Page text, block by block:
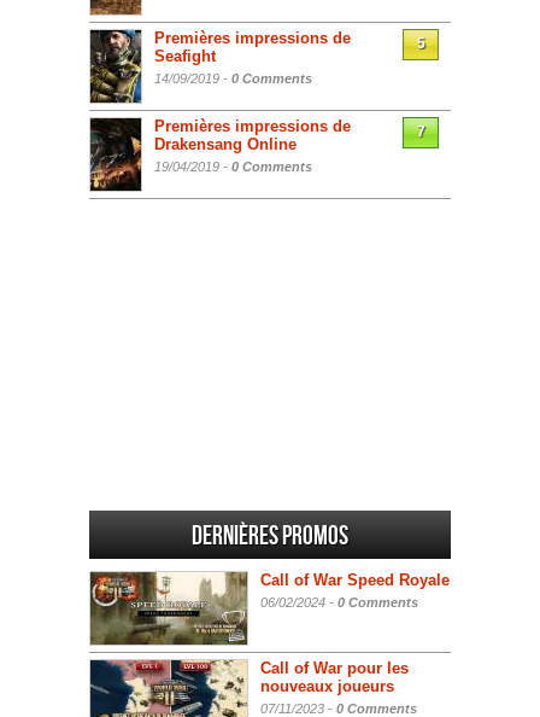
Premières impressions de
Seafight
14/09/2019 - 0 Comments
5
Premières impressions de
Drakensang Online
19/04/2019 - 0 Comments
7
Dernières promos
Call of War Speed Royale
06/02/2024 - 0 Comments
Call of War pour les
nouveaux joueurs
07/11/2023 - 0 Comments